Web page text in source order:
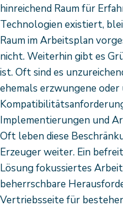
hinreichend Raum für
Technologien existiert,
Raum im Arbeitsplan
nicht. Weiterhin gibt es
ist. Oft sind es
ehemals erzwungene
Implementierungen und
Oft leben diese
Erzeuger weiter. Ein
Lösung fokussiertes
beherrschbare
Vertriebsseite für